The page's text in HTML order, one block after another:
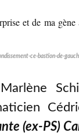
et de ma
ce-bastion-de-
(ex-PS)